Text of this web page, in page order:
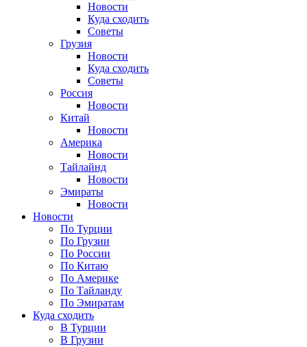
Новости
Куда сходить
Советы
Грузия
Новости
Куда сходить
Советы
Россия
Новости
Китай
Новости
Америка
Новости
Тайлайнд
Новости
Эмираты
Новости
Новости
По Турции
По Грузии
По России
По Китаю
По Америке
По Тайланду
По Эмиратам
Куда сходить
В Турции
В Грузии